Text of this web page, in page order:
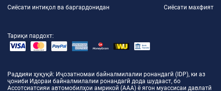
Сиёсати интиқол ва баргардонидан Сиёсати махфият
Тариқи пардохт:
Раддияи ҳуқуқӣ: Иҷозатномаи байналмилалии ронандагӣ (IDP), ки аз
ҷониби Идораи байналмилалии ронандагӣ дода шудааст, бо
Ассотсиатсияи автомобилҳои амрикоӣ (AAA) ё ягон муассисаи давлатӣ